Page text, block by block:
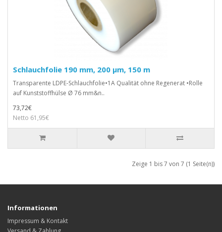
Schlauchfolie 190 mm, 200 µm, 150 m
Transparente LDPE-Schlauchfolie•1A Qualität ohne Regenerat •Rolle
auf Kunststoffhülse Ø 76 mm&n..
73,72€
Netto 61,95€
Zeige 1 bis 7 von 7 (1 Seite(n))
Informationen
Impressum & Kontakt